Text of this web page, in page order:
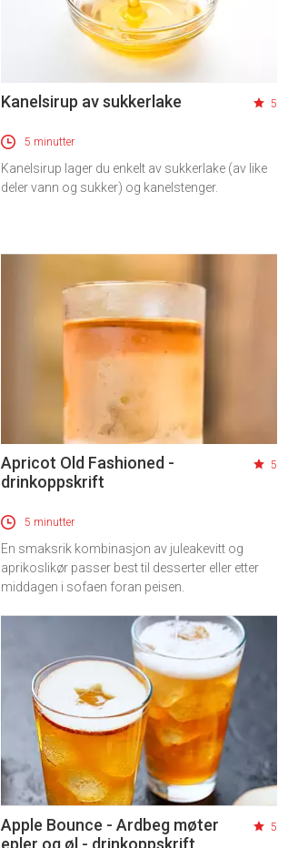
Kanelsirup av sukkerlake 5
5 minutter
Kanelsirup lager du enkelt av sukkerlake (av like
deler vann og sukker) og kanelstenger.
Apricot Old Fashioned -
drinkoppskrift
5
5 minutter
En smaksrik kombinasjon av juleakevitt og
aprikoslikør passer best til desserter eller etter
middagen i sofaen foran peisen.
Apple Bounce - Ardbeg møter
epler og øl - drinkoppskrift
5